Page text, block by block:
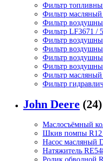
Фильтр
Фильтр масляный
Фильтр
Фильтр LF3671 /
Фильтр
Фильтр
Фильтр
Фильтр
Фильтр масляный
Фильтр
John Deere (24)
Маслосъёмный
Шкив помпы
Насос масляный
Натяжитель